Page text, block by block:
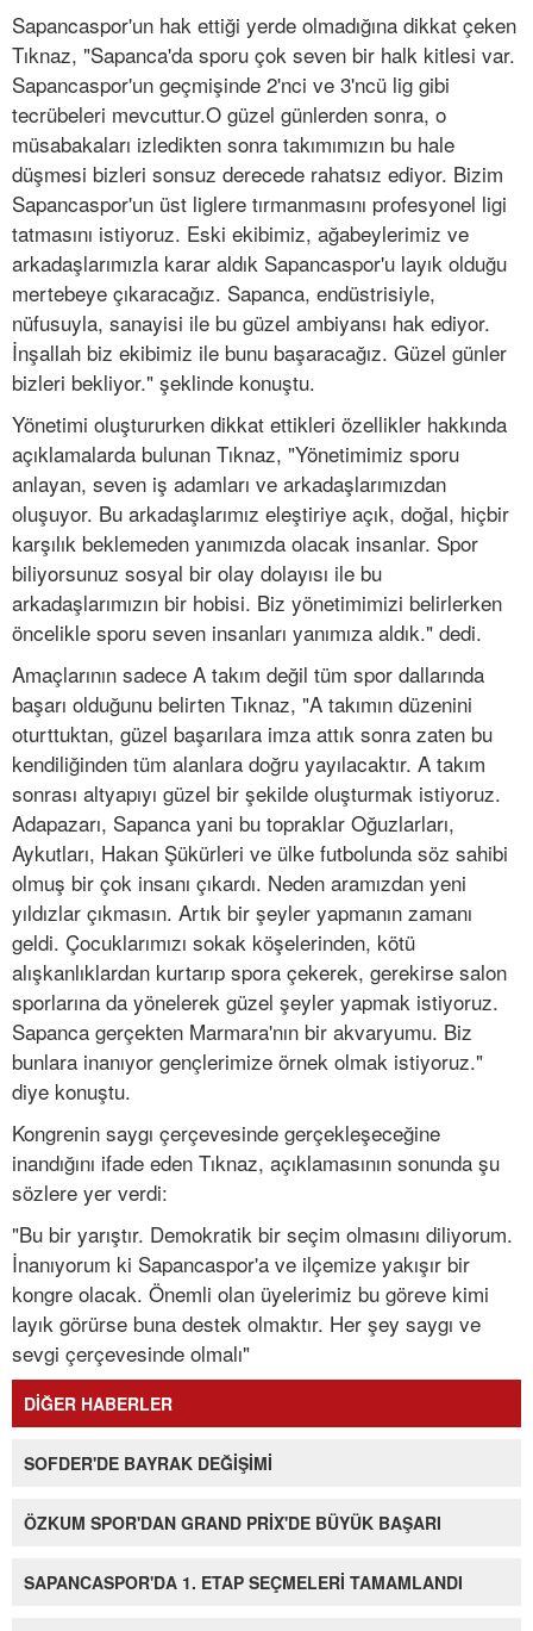
Sapancaspor'un hak ettiği yerde olmadığına dikkat çeken
Tıknaz, "Sapanca'da sporu çok seven bir halk kitlesi var.
Sapancaspor'un geçmişinde 2'nci ve 3'ncü lig gibi
tecrübeleri mevcuttur.O güzel günlerden sonra, o
müsabakaları izledikten sonra takımımızın bu hale
düşmesi bizleri sonsuz derecede rahatsız ediyor. Bizim
Sapancaspor'un üst liglere tırmanmasını profesyonel ligi
tatmasını istiyoruz. Eski ekibimiz, ağabeylerimiz ve
arkadaşlarımızla karar aldık Sapancaspor'u layık olduğu
mertebeye çıkaracağız. Sapanca, endüstrisiyle,
nüfusuyla, sanayisi ile bu güzel ambiyansı hak ediyor.
İnşallah biz ekibimiz ile bunu başaracağız. Güzel günler
bizleri bekliyor." şeklinde konuştu.
Yönetimi oluştururken dikkat ettikleri özellikler hakkında
açıklamalarda bulunan Tıknaz, "Yönetimimiz sporu
anlayan, seven iş adamları ve arkadaşlarımızdan
oluşuyor. Bu arkadaşlarımız eleştiriye açık, doğal, hiçbir
karşılık beklemeden yanımızda olacak insanlar. Spor
biliyorsunuz sosyal bir olay dolayısı ile bu
arkadaşlarımızın bir hobisi. Biz yönetimimizi belirlerken
öncelikle sporu seven insanları yanımıza aldık." dedi.
Amaçlarının sadece A takım değil tüm spor dallarında
başarı olduğunu belirten Tıknaz, "A takımın düzenini
oturttuktan, güzel başarılara imza attık sonra zaten bu
kendiliğinden tüm alanlara doğru yayılacaktır. A takım
sonrası altyapıyı güzel bir şekilde oluşturmak istiyoruz.
Adapazarı, Sapanca yani bu topraklar Oğuzlarları,
Aykutları, Hakan Şükürleri ve ülke futbolunda söz sahibi
olmuş bir çok insanı çıkardı. Neden aramızdan yeni
yıldızlar çıkmasın. Artık bir şeyler yapmanın zamanı
geldi. Çocuklarımızı sokak köşelerinden, kötü
alışkanlıklardan kurtarıp spora çekerek, gerekirse salon
sporlarına da yönelerek güzel şeyler yapmak istiyoruz.
Sapanca gerçekten Marmara'nın bir akvaryumu. Biz
bunlara inanıyor gençlerimize örnek olmak istiyoruz."
diye konuştu.
Kongrenin saygı çerçevesinde gerçekleşeceğine
inandığını ifade eden Tıknaz, açıklamasının sonunda şu
sözlere yer verdi:
"Bu bir yarıştır. Demokratik bir seçim olmasını diliyorum.
İnanıyorum ki Sapancaspor'a ve ilçemize yakışır bir
kongre olacak. Önemli olan üyelerimiz bu göreve kimi
layık görürse buna destek olmaktır. Her şey saygı ve
sevgi çerçevesinde olmalı"
DİĞER HABERLER
SOFDER'DE BAYRAK DEĞİŞİMİ
ÖZKUM SPOR'DAN GRAND PRİX'DE BÜYÜK BAŞARI
SAPANCASPOR'DA 1. ETAP SEÇMELERİ TAMAMLANDI